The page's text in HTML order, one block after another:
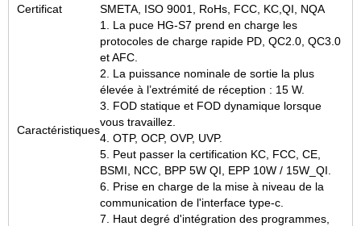
Certificat
SMETA, ISO 9001, RoHs, FCC, KC,QI, NQA
Caractéristiques
1. La puce HG-S7 prend en charge les
protocoles de charge rapide PD, QC2.0, QC3.0
et AFC.
2. La puissance nominale de sortie la plus
élevée à l’extrémité de réception : 15 W.
3. FOD statique et FOD dynamique lorsque
vous travaillez.
4. OTP, OCP, OVP, UVP.
5. Peut passer la certification KC, FCC, CE,
BSMI, NCC, BPP 5W QI, EPP 10W / 15W_QI.
6. Prise en charge de la mise à niveau de la
communication de l'interface type-c.
7. Haut degré d'intégration des programmes,